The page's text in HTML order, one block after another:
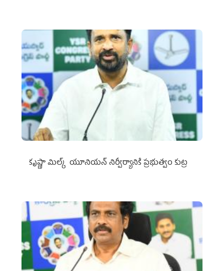
కృష్ణా మిల్క్‌ యూనియన్‌ నిర్వీర్యానికి ప్రభుత్వం కుట్ర